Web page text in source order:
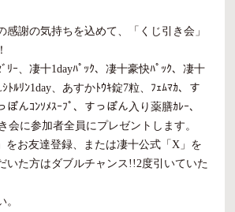
感謝の気持ちを込めて、「くじ引き会」
ﾘｰ、凄十1dayﾊﾟｯｸ、凄十豪快ﾊﾟｯｸ、凄十
ﾄﾙﾘﾝ1day、あすかﾄｳｷ錠7粒、ﾌｪﾑﾏｶ、す
ぽんｺﾝｿﾒｽｰﾌﾟ、すっぽん入り薬膳ｶﾚｰ、
会に参加者全員にプレゼントします。
をお友達登録、または凄十公式「X」を
いた方はダブルチャンス!!2度引いていた
。